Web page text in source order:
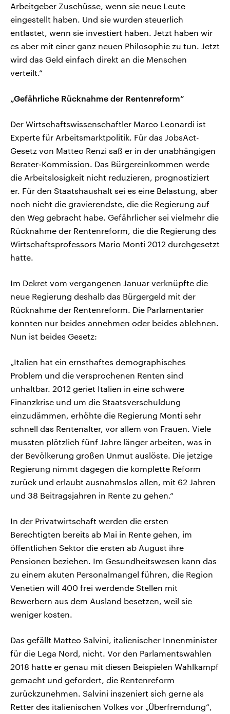
Arbeitgeber Zuschüsse, wenn sie neue Leute
eingestellt haben. Und sie wurden steuerlich
entlastet, wenn sie investiert haben. Jetzt haben wir
es aber mit einer ganz neuen Philosophie zu tun. Jetzt
wird das Geld einfach direkt an die Menschen
verteilt.“
„Gefährliche Rücknahme der Rentenreform“
Der Wirtschaftswissenschaftler Marco Leonardi ist
Experte für Arbeitsmarktpolitik. Für das JobsAct-
Gesetz von Matteo Renzi saß er in der unabhängigen
Berater-Kommission. Das Bürgereinkommen werde
die Arbeitslosigkeit nicht reduzieren, prognostiziert
er. Für den Staatshaushalt sei es eine Belastung, aber
noch nicht die gravierendste, die die Regierung auf
den Weg gebracht habe. Gefährlicher sei vielmehr die
Rücknahme der Rentenreform, die die Regierung des
Wirtschaftsprofessors Mario Monti 2012 durchgesetzt
hatte.
Im Dekret vom vergangenen Januar verknüpfte die
neue Regierung deshalb das Bürgergeld mit der
Rücknahme der Rentenreform. Die Parlamentarier
konnten nur beides annehmen oder beides ablehnen.
Nun ist beides Gesetz:
„Italien hat ein ernsthaftes demographisches
Problem und die versprochenen Renten sind
unhaltbar. 2012 geriet Italien in eine schwere
Finanzkrise und um die Staatsverschuldung
einzudämmen, erhöhte die Regierung Monti sehr
schnell das Rentenalter, vor allem von Frauen. Viele
mussten plötzlich fünf Jahre länger arbeiten, was in
der Bevölkerung großen Unmut auslöste. Die jetzige
Regierung nimmt dagegen die komplette Reform
zurück und erlaubt ausnahmslos allen, mit 62 Jahren
und 38 Beitragsjahren in Rente zu gehen.“
In der Privatwirtschaft werden die ersten
Berechtigten bereits ab Mai in Rente gehen, im
öffentlichen Sektor die ersten ab August ihre
Pensionen beziehen. Im Gesundheitswesen kann das
zu einem akuten Personalmangel führen, die Region
Venetien will 400 frei werdende Stellen mit
Bewerbern aus dem Ausland besetzen, weil sie
weniger kosten.
Das gefällt Matteo Salvini, italienischer Innenminister
für die Lega Nord, nicht. Vor den Parlamentswahlen
2018 hatte er genau mit diesen Beispielen Wahlkampf
gemacht und gefordert, die Rentenreform
zurückzunehmen. Salvini inszeniert sich gerne als
Retter des italienischen Volkes vor „Überfremdung“,